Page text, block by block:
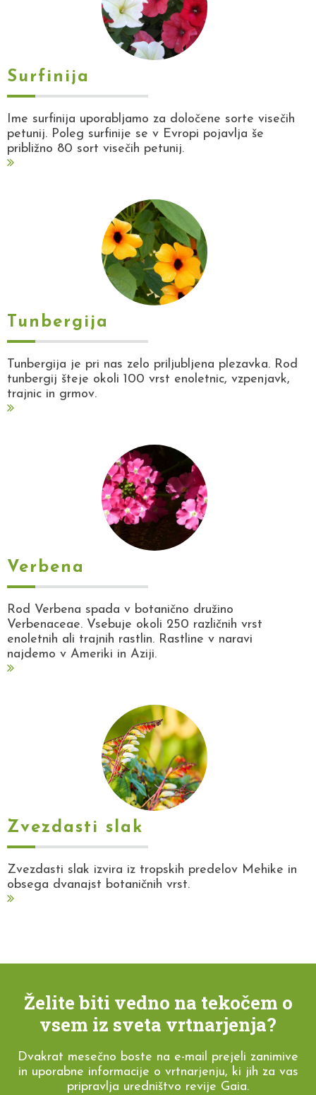
Surfinija
Ime surfinija uporabljamo za določene sorte visečih
petunij. Poleg surfinije se v Evropi pojavlja še
približno 80 sort visečih petunij.
Tunbergija
Tunbergija je pri nas zelo priljubljena plezavka. Rod
tunbergij šteje okoli 100 vrst enoletnic, vzpenjavk,
trajnic in grmov.
Verbena
Rod Verbena spada v botanično družino
Verbenaceae. Vsebuje okoli 250 različnih vrst
enoletnih ali trajnih rastlin. Rastline v naravi
najdemo v Ameriki in Aziji.
Zvezdasti slak
Zvezdasti slak izvira iz tropskih predelov Mehike in
obsega dvanajst botaničnih vrst.
Želite biti vedno na tekočem o
vsem iz sveta vrtnarjenja?
Dvakrat mesečno boste na e-mail prejeli zanimive
in uporabne informacije o vrtnarjenju, ki jih za vas
pripravlja uredništvo revije Gaia.